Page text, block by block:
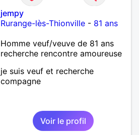
jempy
Rurange-lès-Thionville- 81 ans
Homme veuf/veuve de 81 ans
recherche rencontre amoureuse
je suis veuf et recherche
compagne
Voir le profil